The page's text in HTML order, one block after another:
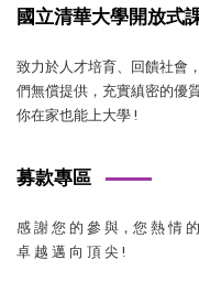
國立清華大學開放式
致力於人才培育、回饋社會
們無償提供，充實縝密的優
你在家也能上大學 !
募款專區
感 謝 您 的 參 與，您 熱 情
卓 越 邁 向 頂 尖 !